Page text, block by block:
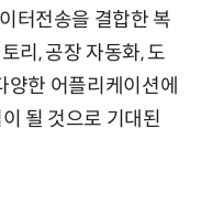
터전송을 결합한 복
리, 공장 자동화, 도
양한 어플리케이션에
될 것으로 기대된